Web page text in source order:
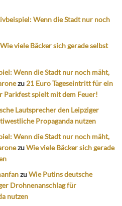
Wenn die Stadt nur noch
Wie viele Bäcker sich gerade selbst
Wenn die Stadt nur noch mäht,
zu 21 Euro Tageseintritt für ein
Parkfest spielt mit dem Feuer!
Lautsprecher den Leipziger
Propaganda nutzen
Wenn die Stadt nur noch mäht,
zuWie viele Bäcker sich gerade
zuWie Putins deutsche
Drohnenanschlag für
nutzen